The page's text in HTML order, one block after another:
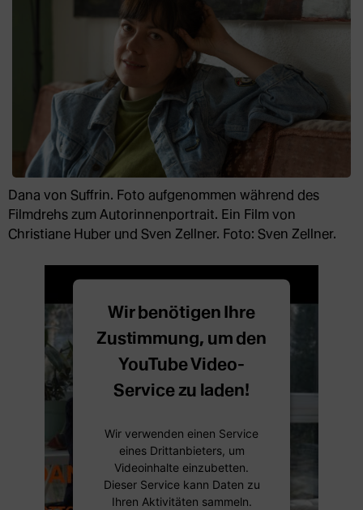
Dana von Suffrin. Foto aufgenommen während des
Filmdrehs zum Autorinnenportrait. Ein Film von
Christiane Huber und Sven Zellner. Foto: Sven Zellner.
Wir benötigen Ihre
Zustimmung, um den
YouTube Video-
Service zu laden!
Wir verwenden einen Service
eines Drittanbieters, um
Videoinhalte einzubetten.
Dieser Service kann Daten zu
Ihren Aktivitäten sammeln.